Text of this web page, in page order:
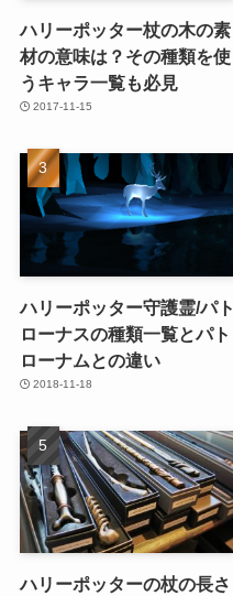
ハリーポッター杖の木の素
材の意味は？その種類を使
うキャラ一覧も必見
2017-11-15
ハリーポッター守護霊/パト
ローナスの種類一覧とパト
ローナムとの違い
2018-11-18
ハリーポッターの杖の長さ